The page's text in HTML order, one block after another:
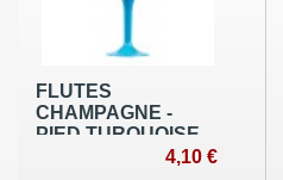
FLUTES
CHAMPAGNE -
PIED TURQUOISE
4,10 €